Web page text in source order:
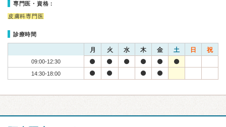
専門医・資格：
皮膚科専門医
診療時間
月 火 水 木 金 土 日 祝
09:00-12:30
14:30-18:00